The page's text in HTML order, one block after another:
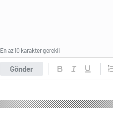
Gönder
En az 10 karakter gerekli